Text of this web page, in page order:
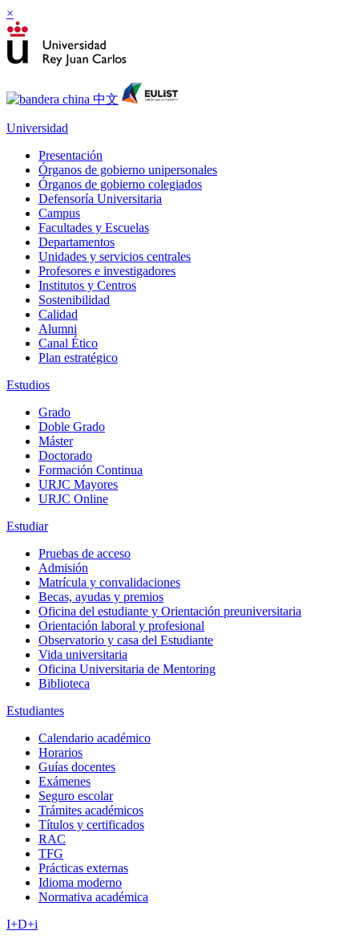
×
Universidad
Presentación
Órganos de gobierno unipersonales
Órganos de gobierno colegiados
Defensoría Universitaria
Campus
Facultades y Escuelas
Departamentos
Unidades y servicios centrales
Profesores e investigadores
Institutos y Centros
Sostenibilidad
Calidad
Alumni
Canal Ético
Plan estratégico
Estudios
Grado
Doble Grado
Máster
Doctorado
Formación Continua
URJC Mayores
URJC Online
Estudiar
Pruebas de acceso
Admisión
Matrícula y convalidaciones
Becas, ayudas y premios
Oficina del estudiante y Orientación preuniversitaria
Orientación laboral y profesional
Observatorio y casa del Estudiante
Vida universitaria
Oficina Universitaria de Mentoring
Biblioteca
Estudiantes
Calendario académico
Horarios
Guías docentes
Exámenes
Seguro escolar
Trámites académicos
Títulos y certificados
RAC
TFG
Prácticas externas
Idioma moderno
Normativa académica
I+D+i